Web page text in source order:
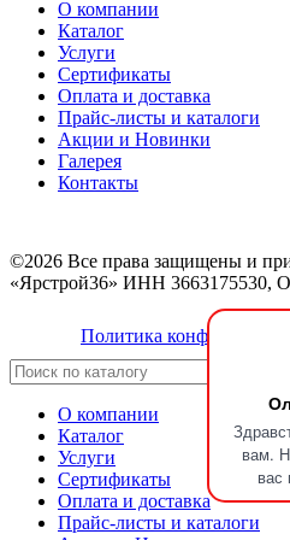
вам.
вас
О компании
Каталог
Услуги
Сертификаты
Оплата и доставка
Прайс-листы и каталоги
Акции и Новинки
Галерея
Контакты
©2026 Все права защищены и
«Ярстрой36» ИНН 3663175530,
Политика
О компании
Каталог
Услуги
Сертификаты
Оплата и доставка
Прайс-листы и каталоги